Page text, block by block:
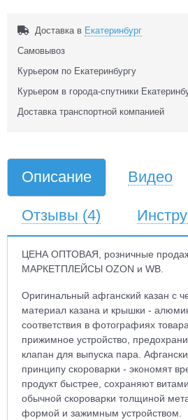
Доставка в Екатеринбург
Самовывоз
Курьером по Екатеринбургу
Курьером в города-спутники
Доставка транспортной компанией
Описание Видео
Отзывы (4)
ЦЕНА ОПТОВАЯ, розничные
МАРКЕТПЛЕЙСЫ OZON и WB.
Оригинальный афганский казан с
материал казана и крышки -
соответствия в фотографиях
прижимное устройство,
клапан для выпуска пара.
принципу скороварки - экономят
продукт быстрее, сохраняют
обычной скороварки толщиной
формой и зажимным устройством.